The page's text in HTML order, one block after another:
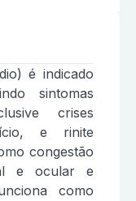
é indicado
sintomas
crises
e rinite
congestão
e ocular e
como